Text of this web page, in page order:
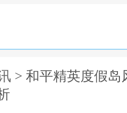
> 和平精英度假